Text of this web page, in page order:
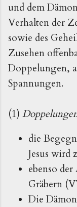
und dem
Verhalten der
sowie des
Zusehen
Doppelungen,
Spannungen.
(1)
die
Jesus wird
ebenso
Gräbern
Die